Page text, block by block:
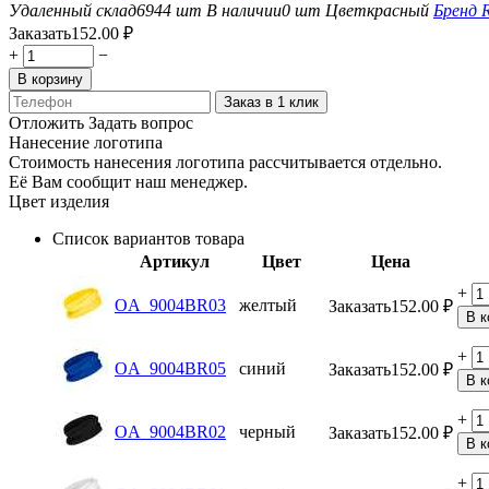
Удаленный склад6944 шт В наличии0 шт Цветкрасный Бренд
Заказать152.00 ₽
+
−
В корзину
Заказ в 1 клик
Отложить Задать вопрос
Нанесение логотипа
Стоимость нанесения логотипа рассчитывается отдельно.
Её Вам сообщит наш менеджер.
Цвет изделия
Список вариантов товара
Артикул
Цвет Цена
OA_9004BR03 желтый Заказать152.00 ₽
+
В
OA_9004BR05 синий Заказать152.00 ₽
+
В
OA_9004BR02 черный Заказать152.00 ₽
+
В
+